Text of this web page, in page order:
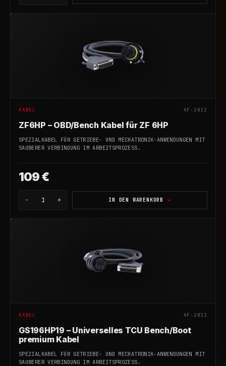
KABEL AF-2812
ZF6HP – OBD/Bench Kabel für ZF 6HP
SPEZIALKABEL FÜR GETRIEBE- UND MECHATRONIK-ANWENDUNGEN MIT
SAUBERER VERBINDUNG IM ARBEITSPROZESS.
109 €
- 1 + IN DEN WARENKORB
KABEL AF-2811
GS196HP19 – Universelles TCU Bench/Boot
premium Kabel
SPEZIALKABEL FÜR GETRIEBE- UND MECHATRONIK-ANWENDUNGEN MIT
SAUBERER VERBINDUNG IM ARBEITSPROZESS.